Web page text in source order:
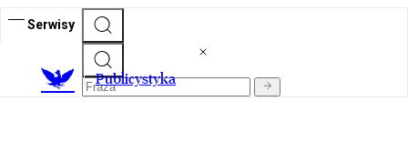
Serwisy
Publicystyka